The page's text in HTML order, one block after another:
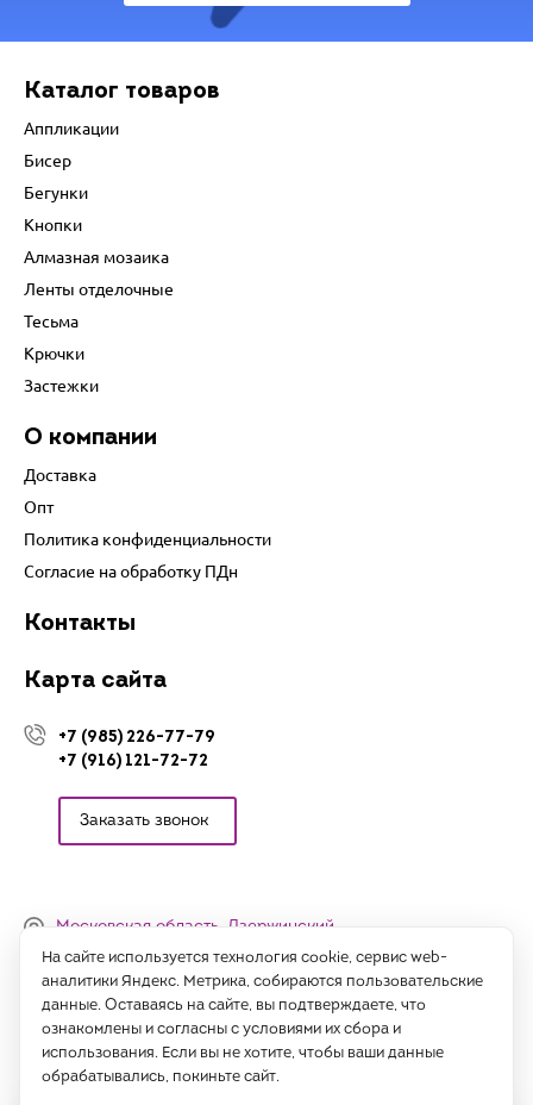
Каталог товаров
Аппликации
Бисер
Бегунки
Кнопки
Алмазная мозаика
Ленты отделочные
Тесьма
Крючки
Застежки
О компании
Доставка
Опт
Политика конфиденциальности
Согласие на обработку ПДн
Контакты
Карта сайта
+7 (985) 226-77-79
+7 (916) 121-72-72
Заказать звонок
Московская область, Дзержинский,
Денисьевский проезд, 15 (офис)
Часы работы:
с 09:00 до 18:00, сб-вс - выходные
На сайте используется технология cookie, сервис web-
аналитики Яндекс. Метрика, собираются пользовательские
данные. Оставаясь на сайте, вы подтверждаете, что
ознакомлены и согласны с условиями их сбора и
использования. Если вы не хотите, чтобы ваши данные
обрабатывались, покиньте сайт.